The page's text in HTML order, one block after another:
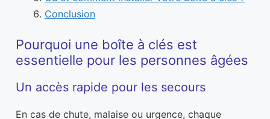
Conclusion
Pourquoi une boîte à clés est
essentielle pour les personnes âgées
Un accès rapide pour les secours
En cas de chute, malaise ou urgence, chaque